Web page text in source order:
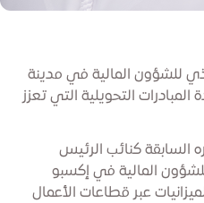
للشؤون المالية في مدينة
التحويلية التي تعزز
السابقة كنائب الرئيس
المالية في إكسبو
عبر قطاعات الأعمال